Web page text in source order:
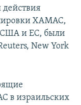
ХАМАС,
США и ЕС, были
New York
в израильских